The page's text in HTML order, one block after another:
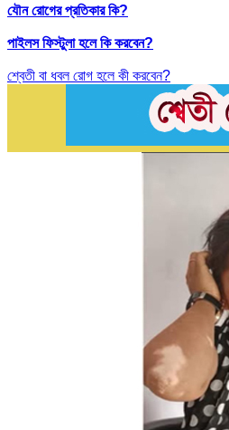
যৌন রোগের প্রতিকার কি?
পাইলস ফিস্টুলা হলে কি করবেন?
শ্বেতী বা ধবল রোগ হলে কী করবেন?